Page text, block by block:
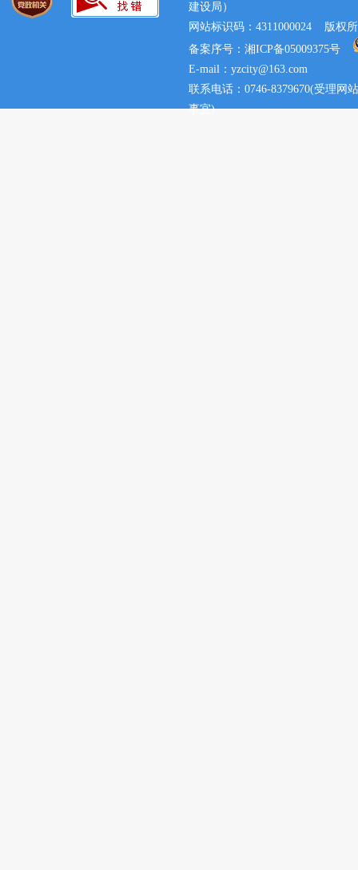
建设局）
网站标识码：4311000024 版权
备案序号：湘ICP备05009375号
E-mail：yzcity@163.com
联系电话：0746-8379670(受理网
事宜)